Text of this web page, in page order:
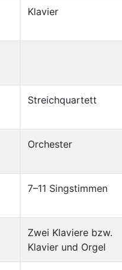
Klavier
Streichquartett
Orchester
7–11 Singstimmen
Zwei Klaviere bzw.
Klavier und Orgel